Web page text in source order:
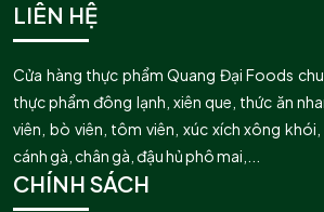
LIÊN HỆ
Cửa hàng thực phẩm Quang Đại Foods
thực phẩm đông lạnh, xiên que, thức ăn
viên, bò viên, tôm viên, xúc xích xông khói,
cánh gà, chân gà, đậu hủ phô mai,...
CHÍNH SÁCH